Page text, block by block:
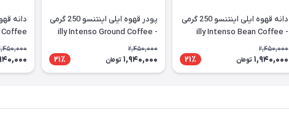
دانه قهوه ایلی اینتنسو 250 گرمی
- illy Intenso Bean Coffee
2,450,000
1,940,000 تومان 21٪
پودر قهوه ایلی اینتنسو 250 گرمی
- illy Intenso Ground Coffee
2,450,000
1,940,000 تومان 21٪
Coffee